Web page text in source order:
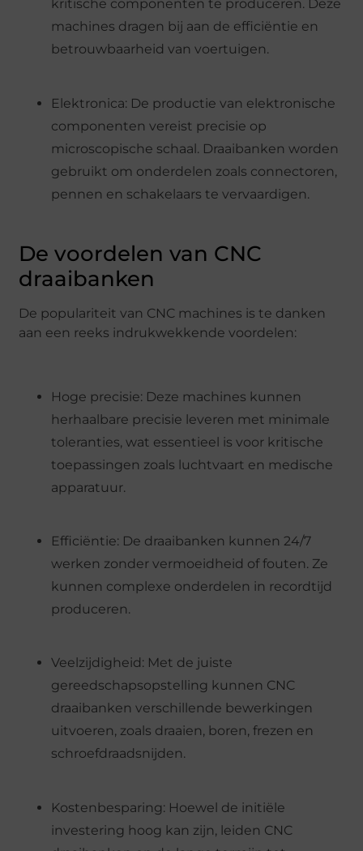
kritische componenten te produceren. Deze
machines dragen bij aan de efficiëntie en
betrouwbaarheid van voertuigen.
Elektronica: De productie van elektronische
componenten vereist precisie op
microscopische schaal. Draaibanken worden
gebruikt om onderdelen zoals connectoren,
pennen en schakelaars te vervaardigen.
De voordelen van CNC
draaibanken
De populariteit van CNC machines is te danken
aan een reeks indrukwekkende voordelen:
Hoge precisie: Deze machines kunnen
herhaalbare precisie leveren met minimale
toleranties, wat essentieel is voor kritische
toepassingen zoals luchtvaart en medische
apparatuur.
Efficiëntie: De draaibanken kunnen 24/7
werken zonder vermoeidheid of fouten. Ze
kunnen complexe onderdelen in recordtijd
produceren.
Veelzijdigheid: Met de juiste
gereedschapsopstelling kunnen CNC
draaibanken verschillende bewerkingen
uitvoeren, zoals draaien, boren, frezen en
schroefdraadsnijden.
Kostenbesparing: Hoewel de initiële
investering hoog kan zijn, leiden CNC